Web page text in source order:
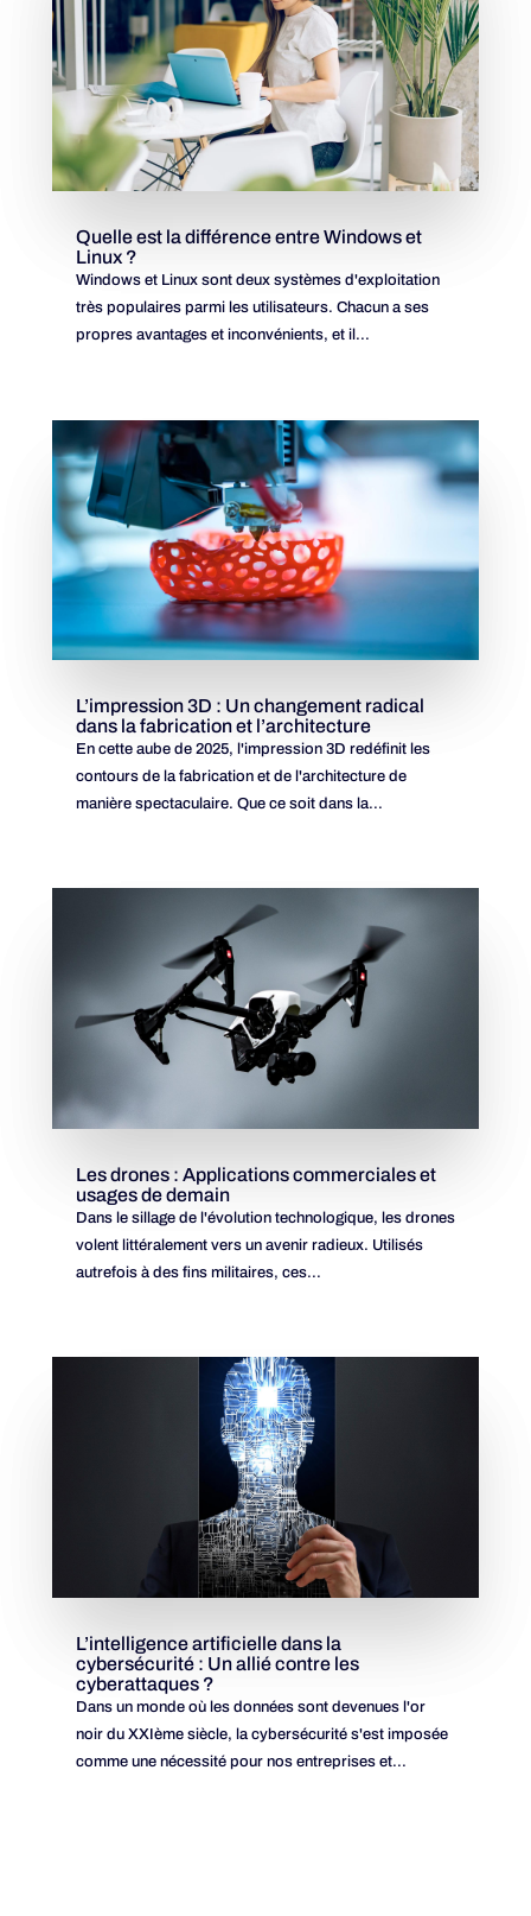
Quelle est la différence entre Windows et
Linux ?
Windows et Linux sont deux systèmes d'exploitation
très populaires parmi les utilisateurs. Chacun a ses
propres avantages et inconvénients, et il...
L’impression 3D : Un changement radical
dans la fabrication et l’architecture
En cette aube de 2025, l'impression 3D redéfinit les
contours de la fabrication et de l'architecture de
manière spectaculaire. Que ce soit dans la...
Les drones : Applications commerciales et
usages de demain
Dans le sillage de l'évolution technologique, les drones
volent littéralement vers un avenir radieux. Utilisés
autrefois à des fins militaires, ces...
L’intelligence artificielle dans la
cybersécurité : Un allié contre les
cyberattaques ?
Dans un monde où les données sont devenues l'or
noir du XXIème siècle, la cybersécurité s'est imposée
comme une nécessité pour nos entreprises et...